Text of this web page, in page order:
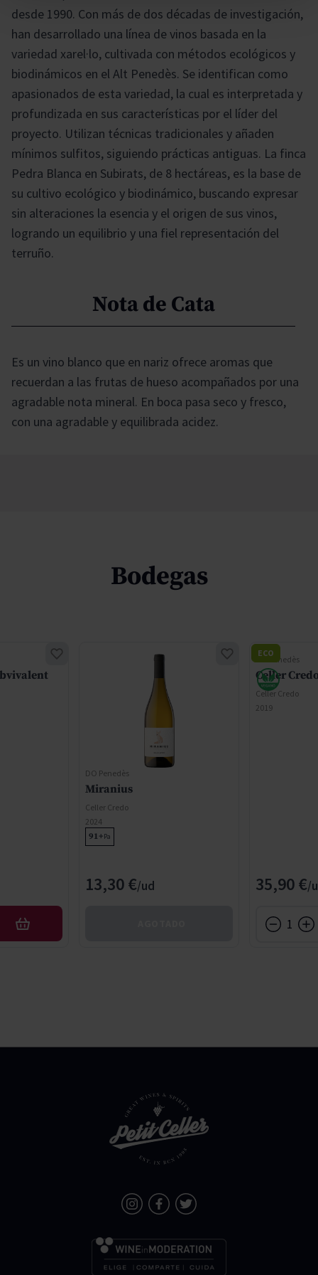
desde 1990. Con más de dos décadas de investigación,
han desarrollado una línea de vinos basada en la
variedad xarel·lo, cultivada con métodos ecológicos y
biodinámicos en el Alt Penedès. Se identifican como
apasionados de esta variedad, la cual es interpretada y
profundizada en sus características por el líder del
proyecto. Utilizan técnicas tradicionales y añaden
mínimos sulfitos, siguiendo prácticas antiguas. La finca
Pedra Blanca en Subirats, de 8 hectáreas, es la base de
su cultivo ecológico y biodinámico, buscando expresar
sin alteraciones la esencia y el origen de sus vinos,
logrando un equilibrio y una fiel representación del
terruño.
Nota de Cata
Es un vino blanco que en nariz ofrece aromas que
recuerdan a las frutas de hueso acompañados por una
agradable nota mineral. En boca pasa seco y fresco,
con una agradable y equilibrada acidez.
Bodegas
AÑADIR
DO Penedès
Miranius
Celler Credo
2024
91+Pa
13,30 €
DO Penedès
Celler
Celler Credo
2019
35,90 €
ECO